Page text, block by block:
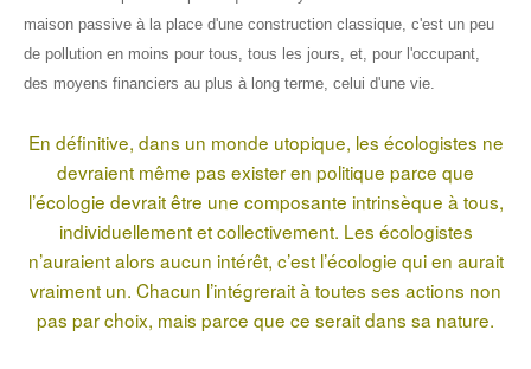
maison passive à la place d'une construction classique, c'est un peu
de pollution en moins pour tous, tous les jours, et, pour l'occupant,
des moyens financiers au plus à long terme, celui d'une vie.
En définitive, dans un monde utopique, les écologistes ne
devraient même pas exister en politique parce que
l’écologie devrait être une composante intrinsèque à tous,
individuellement et collectivement. Les écologistes
n’auraient alors aucun intérêt, c’est l’écologie qui en aurait
vraiment un. Chacun l’intégrerait à toutes ses actions non
pas par choix, mais parce que ce serait dans sa nature.